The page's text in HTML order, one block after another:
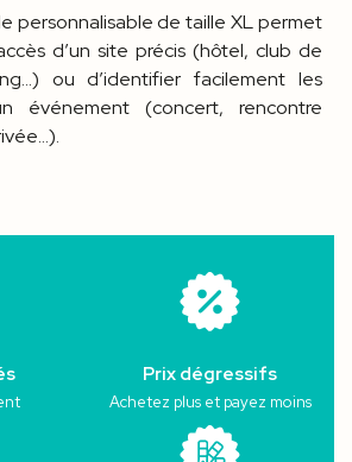
personnalisable de taille XL permet
d’un site précis (hôtel, club de
ou d’identifier facilement les
événement (concert, rencontre
Prix dégressifs
Achetez plus et payez moins